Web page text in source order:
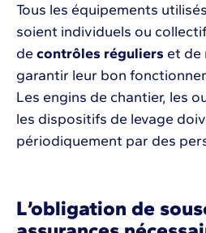
Tous les équipements
soient individuels ou
de contrôles réguliers et de
garantir leur bon
Les engins de chantier, les
les dispositifs de levage
périodiquement par des
L’obligation de